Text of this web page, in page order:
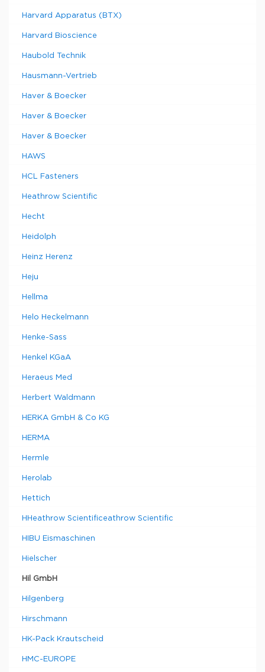
Harvard Apparatus (BTX)
Harvard Bioscience
Haubold Technik
Hausmann-Vertrieb
Haver & Boecker
Haver & Boecker
Haver & Boecker
HAWS
HCL Fasteners
Heathrow Scientific
Hecht
Heidolph
Heinz Herenz
Heju
Hellma
Helo Heckelmann
Henke-Sass
Henkel KGaA
Heraeus Med
Herbert Waldmann
HERKA GmbH & Co KG
HERMA
Hermle
Herolab
Hettich
HHeathrow Scientificeathrow Scientific
HIBU Eismaschinen
Hielscher
Hil GmbH
Hilgenberg
Hirschmann
HK-Pack Krautscheid
HMC-EUROPE